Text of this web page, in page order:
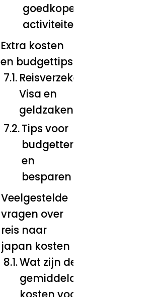
goedkope
activiteiten
Extra kosten
en budgettips
Reisverzekering,
Visa en
geldzaken
Tips voor
budgetteren
en
besparen
Veelgestelde
vragen over
reis naar
japan kosten
Wat zijn de
gemiddelde